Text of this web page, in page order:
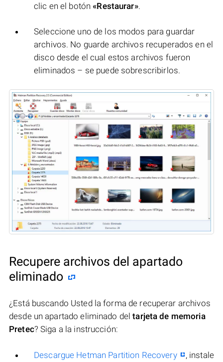
clic en el botón«Restaurar».
Seleccione uno de los modos para guardar
archivos. No guarde archivos recuperados en el
disco desde el cual estos archivos fueron
eliminados – se puede sobrescribirlos.
Recupere archivos del apartado
eliminado
¿Está buscando Usted la forma de recuperar archivos
desde un apartado eliminado deltarjeta de memoria
Pretec? Siga a la instrucción:
Descargue Hetman Partition Recovery
, instale